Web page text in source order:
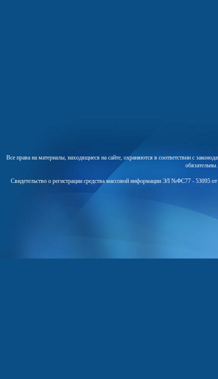
Все права на материалы, находящиеся на сайте, охраняются в соответствии с
Свидетельство о регистрации средства массовой информации ЭЛ №ФС77 - 53095